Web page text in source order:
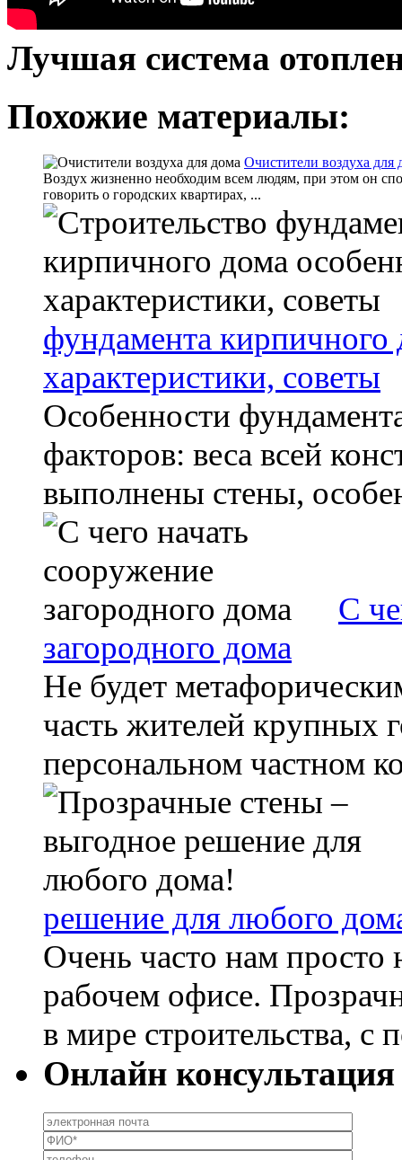
Лучшая система
Похожие материалы:
Очистители воздуха для
Воздух жизненно необходим всем людям, при этом он
говорить о городских квартирах, ...
фундамента кирпичного
характеристики, советы
Особенности
факторов: веса всей
выполнены стены,
С
загородного дома
Не будет
часть жителей крупных
персональном частном
решение для любого
Очень часто нам просто
рабочем офисе.
в мире строительства,
Онлайн консультация